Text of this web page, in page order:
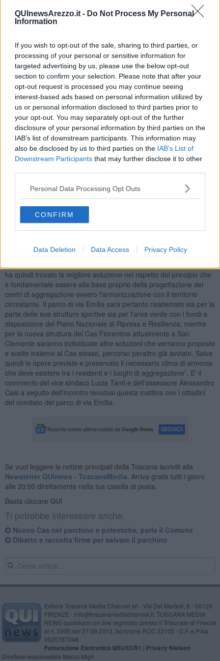
QUInewsArezzo.it - Do Not Process My Personal
Information
If you wish to opt-out of the sale, sharing to third parties, or
processing of your personal or sensitive information for
targeted advertising by us, please use the below opt-out
section to confirm your selection. Please note that after your
opt-out request is processed you may continue seeing
interest-based ads based on personal information utilized by
us or personal information disclosed to third parties prior to
your opt-out. You may separately opt-out of the further
disclosure of your personal information by third parties on the
IAB’s list of downstream participants. This information may
also be disclosed by us to third parties on the IAB’s List of
Downstream Participants that may further disclose it to other
Personal Data Processing Opt Outs
CONFIRM
Data Deletion Data Access Privacy Policy
"Per trarre qualche indicazione per il futuro, dobbiamo prendere
partecipazione dei cittadini, prima e non dopo decisioni importanti
riguardanti il territorio e la qualità della loro vita.
E così il tema della partecipazione torna in campo, spinto dalle
esigenze reali dei territori, dopo che è stato espulso con l’abolizione
delle circoscrizioni e con l’avvento di una pratica politica dove
quella che un tempo si diceva fosse “la cosa pubblica” è diventata
“cosa della maggioranza”. Noi riteniamo che sia necessario
riattivare ad Arezzo occasioni e strumenti di partecipazione
popolare che contribuiscano alle decisioni e alla gestione dei beni
comuni, dal territorio ai servizi" prosegue. Quindi, termina Romizi
l’istituzione di nuovi organismi, consiste proprio nell’utilizzare le
strutture e l’organizzazione dei centri di aggregazione sociale già
funzionanti e diffusi capillarmente nel territorio. È questo il
contenuto della proposta di delibera da noi presentata e che il
Consiglio Comunale è chiamato a discutere”.
“Grazie al confronto con i residenti è stato possibile centrare tutti gli
obiettivi ovvero non disperdere le risorse PNRR, riqualificare un
ha quindi trovato la migliore soluzione nel rispetto del principio che
è fondamentale essere alla base proprio della progettazione dei
centri di aggregazione ovvero l'armonizzazione con il territorio
circostante. Il parco di via Emilia sarà pertanto risistemato sia per la
parte delle sue strutture sportive sia per l'area verde con i fondi a
disposizione del Piano Nazionale di Ripresa e Resilienza, mentre
per la nuova struttura del Cas Fiorentina attualmente a San
Clemente saranno individuate altre soluzioni che verranno proposte
e scelte insieme al Cas stesso, percorso peraltro già avviato. Salve
quindi le opere previste e preservato il necessario clima di armonia
che deve esistere tra i residenti e i luoghi di aggregazione”. E' il
commento del vice sindaco Lucia Tanti e dell'assessore Alessandro
Casi a seguito dell'incontro tenutosi questa mattina con i cittadini
del comitato del parco di via Emilia.
Se vuoi leggere le notizie principali della Toscana iscriviti alla
Newsletter QUInews - ToscanaMedia. Arriva gratis tutti i giorni
alle 20:00 direttamente nella tua casella di posta.
Basta cliccare QUI
Ti potrebbe interessare anche:
Nuovo Cas nel parchino e polemiche, parla il Comune
Dibatto e raccolta firme per salvare il parchino
Editore Toscana Media Channel srl - Via Dei Martelli, 8 - 50129
FIRENZE - info@toscanamediachannel.it. TOSCANA MEDIA
NEWS quotidiano on line registrato presso il Tribunale di Firenze
al n. 5935 del 27.09.2013. Iscrizione ROC 22105 - C.F. e P.Iva
0620787048
Fatturazione Elettronica M5UXCR1 | Privacy Nielsen
Direttore responsabile Marco Migli